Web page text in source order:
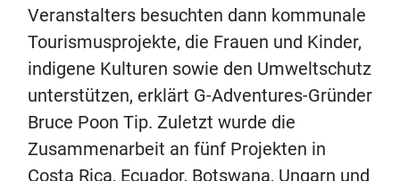
Veranstalters besuchten dann kommunale
Tourismusprojekte, die Frauen und Kinder,
indigene Kulturen sowie den Umweltschutz
unterstützen, erklärt G-Adventures-Gründer
Bruce Poon Tip. Zuletzt wurde die
Zusammenarbeit an fünf Projekten in
Costa Rica, Ecuador, Botswana, Ungarn und